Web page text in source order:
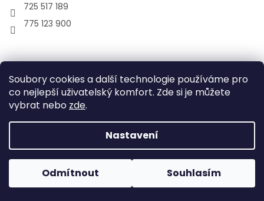
Soubory cookies a další technologie používáme pro
co nejlepší uživatelský komfort. Zde si je můžete
vybrat nebo zde.
Nastavení
Odmítnout Souhlasím
725 517 189
775 123 900
air-cool
Vytvořil Shoptet
Copyright 2026Klimatizace do bytu a firem. Všechna
práva vyhrazena.